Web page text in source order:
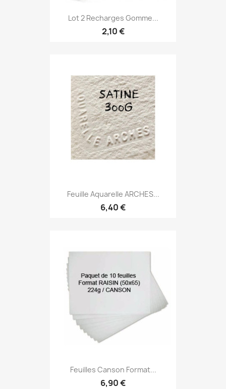
Lot 2 Recharges Gomme...
2,10 €
Feuille Aquarelle ARCHES...
6,40 €
Feuilles Canson Format...
6,90 €